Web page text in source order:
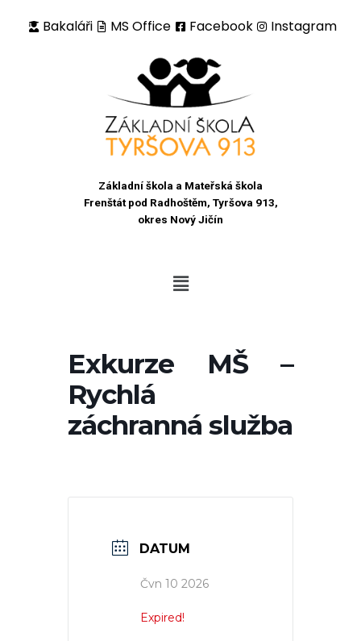
Bakaláři MS Office Facebook Instagram
Základní škola a Mateřská škola
Frenštát pod Radhoštěm, Tyršova 913,
okres Nový Jičín
Exkurze MŠ –
Rychlá
záchranná služba
DATUM
Čvn 10 2026
Expired!